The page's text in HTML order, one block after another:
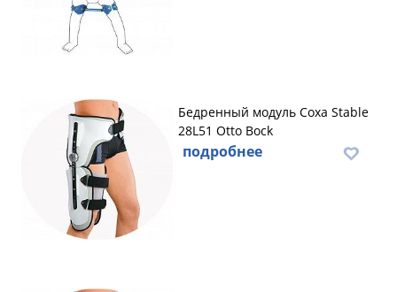
Бедренный модуль Coxa Stable
28L51 Otto Bock
подробнее